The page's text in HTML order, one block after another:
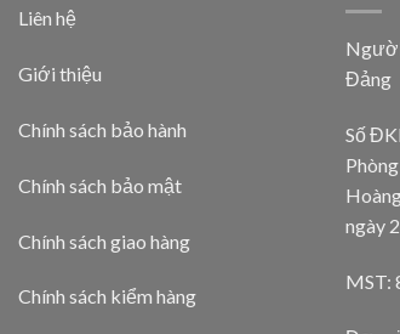
Liên hệ
Giới thiệu
Chính sách bảo hành
Chính sách bảo mật
Chính sách giao hàng
Chính sách kiểm hàng
Đảng
Số
ngày
MST: